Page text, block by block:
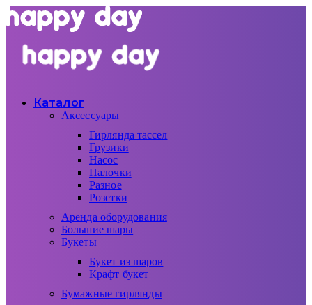
Каталог
Аксессуары
Гирлянда тассел
Грузики
Насос
Палочки
Разное
Розетки
Аренда оборудования
Большие шары
Букеты
Букет из шаров
Крафт букет
Бумажные гирлянды